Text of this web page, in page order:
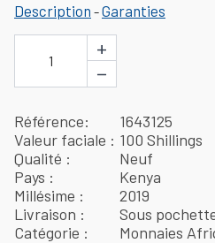
Description -Garanties
1
+
−
Référence
1643125
Valeur faciale
100 Shillings
Qualité
Neuf
Pays
Kenya
Millésime
2019
Livraison
Sous
Catégorie
Monnaies